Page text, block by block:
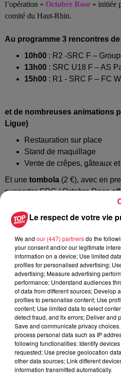
l’opération « Octobre Rose » initiée
comité du Haut-Rhin.
Au programme 3 rencontres
10h00 : R2 -SRC F –
13h00 : SRC U18 F – AS
15h00 : R1 - SRC F – FC
et de nombreuses animations
Ligue)
Restauration sur place
Stand de maquillage
Vente de crêpes, gâteaux
Et une tombola (2 €), avec en
supporter SRC / Octobre Rose
L’intégralité des recettes sera
Cancer comité du Haut-Rhin
Une belle occasion de venir
et la cause d’Octobre Rose !
Le respect de votre vie
We and our (447) partnersdo the
your consent and/or our legitimate
information on a device; Use limited
profiles for personalised advertising;
advertising; Measure advertising
performance; Understand audiences
of data from different sources; Develop
profiles to personalise content; Use
content; Use limited data to select
detect fraud, and fix errors; Deliver and
Save and communicate privacy
process personal data such as IP
following functionalities: Identify
requested; Use precise geolocation
other data sources; Link different
information transmitted automatically.